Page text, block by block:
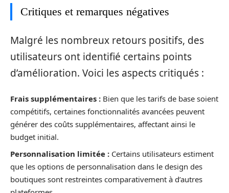
Critiques et remarques négatives
Malgré les nombreux retours positifs, des
utilisateurs ont identifié certains points
d’amélioration. Voici les aspects critiqués :
Frais supplémentaires : Bien que les tarifs de base soient
compétitifs, certaines fonctionnalités avancées peuvent
générer des coûts supplémentaires, affectant ainsi le
budget initial.
Personnalisation limitée : Certains utilisateurs estiment
que les options de personnalisation dans le design des
boutiques sont restreintes comparativement à d’autres